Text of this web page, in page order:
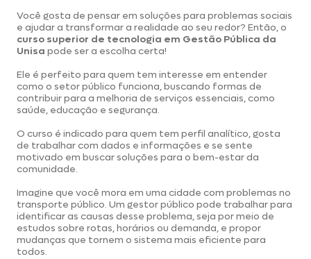
Você gosta de pensar em soluções para problemas sociais
e ajudar a transformar a realidade ao seu redor? Então, o
curso superior de tecnologia em Gestão Pública da
Unisa pode ser a escolha certa!
Ele é perfeito para quem tem interesse em entender
como o setor público funciona, buscando formas de
contribuir para a melhoria de serviços essenciais, como
saúde, educação e segurança.
O curso é indicado para quem tem perfil analítico, gosta
de trabalhar com dados e informações e se sente
motivado em buscar soluções para o bem-estar da
comunidade.
Imagine que você mora em uma cidade com problemas no
transporte público. Um gestor público pode trabalhar para
identificar as causas desse problema, seja por meio de
estudos sobre rotas, horários ou demanda, e propor
mudanças que tornem o sistema mais eficiente para
todos.